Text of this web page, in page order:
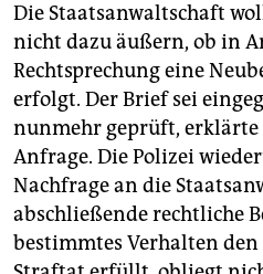
Die Staatsanwaltschaft
nicht dazu äußern, ob in
Rechtsprechung eine
erfolgt. Der Brief sei
nunmehr geprüft, erklärte
Anfrage. Die Polizei
Nachfrage an die
abschließende rechtliche
bestimmtes Verhalten